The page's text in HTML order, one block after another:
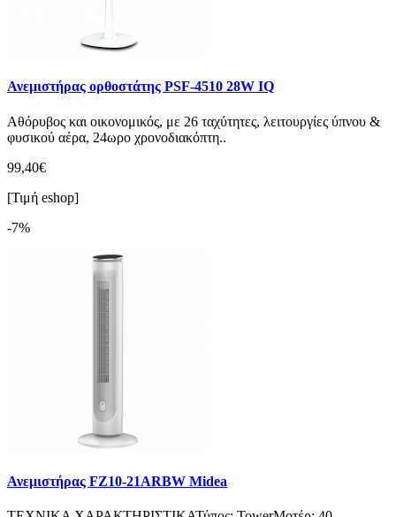
Ανεμιστήρας ορθοστάτης PSF-4510 28W IQ
Αθόρυβος και οικονομικός, με 26 ταχύτητες, λειτουργίες ύπνου &
φυσικού αέρα, 24ωρο χρονοδιακόπτη..
99,40€
[Τιμή eshop]
-7%
Ανεμιστήρας FZ10-21ARBW Midea